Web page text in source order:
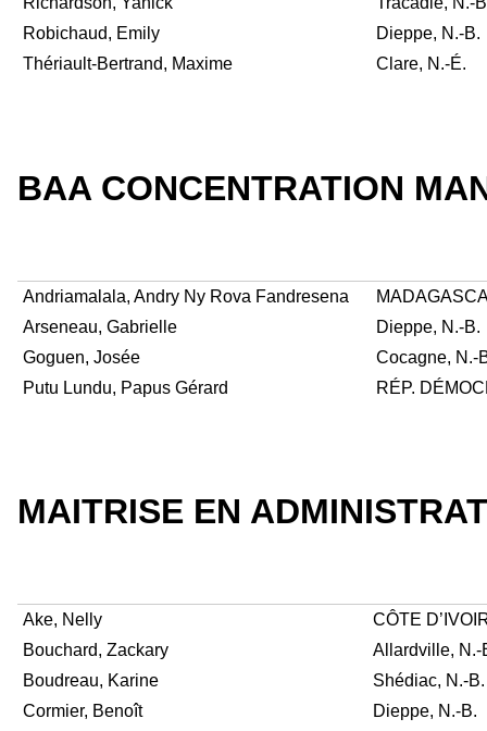
Robichaud, Emily
Dieppe, N.-B.
Thériault-Bertrand, Maxime
Clare, N.-É.
BAA CONCENTRATION
Andriamalala, Andry Ny Rova Fandresena
Arseneau, Gabrielle
Dieppe, N.-B.
Goguen, Josée
Cocagne, N.-
Putu Lundu, Papus Gérard
RÉP.
MAITRISE EN
Ake, Nelly
CÔTE
Bouchard, Zackary
Allardville, N.-
Boudreau, Karine
Shédiac, N.-B.
Cormier, Benoît
Dieppe, N.-B.